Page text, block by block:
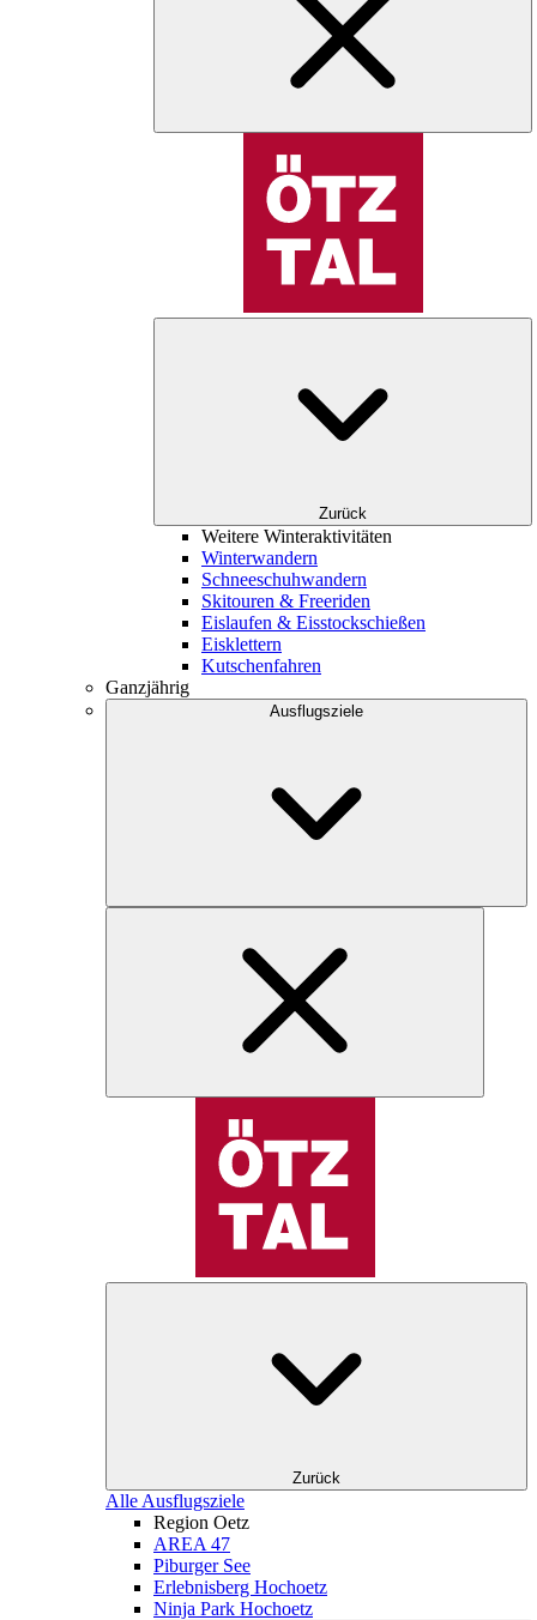
Zurück
Weitere Winteraktivitäten
Winterwandern
Schneeschuhwandern
Skitouren & Freeriden
Eislaufen & Eisstockschießen
Eisklettern
Kutschenfahren
Ganzjährig
Ausflugsziele
Zurück
Alle Ausflugsziele
Region Oetz
AREA 47
Piburger See
Erlebnisberg Hochoetz
Ninja Park Hochoetz